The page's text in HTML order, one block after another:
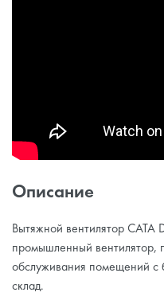
Описание
Вытяжной вентилятор
промышленный вентилятор,
обслуживания помещений с
склад.